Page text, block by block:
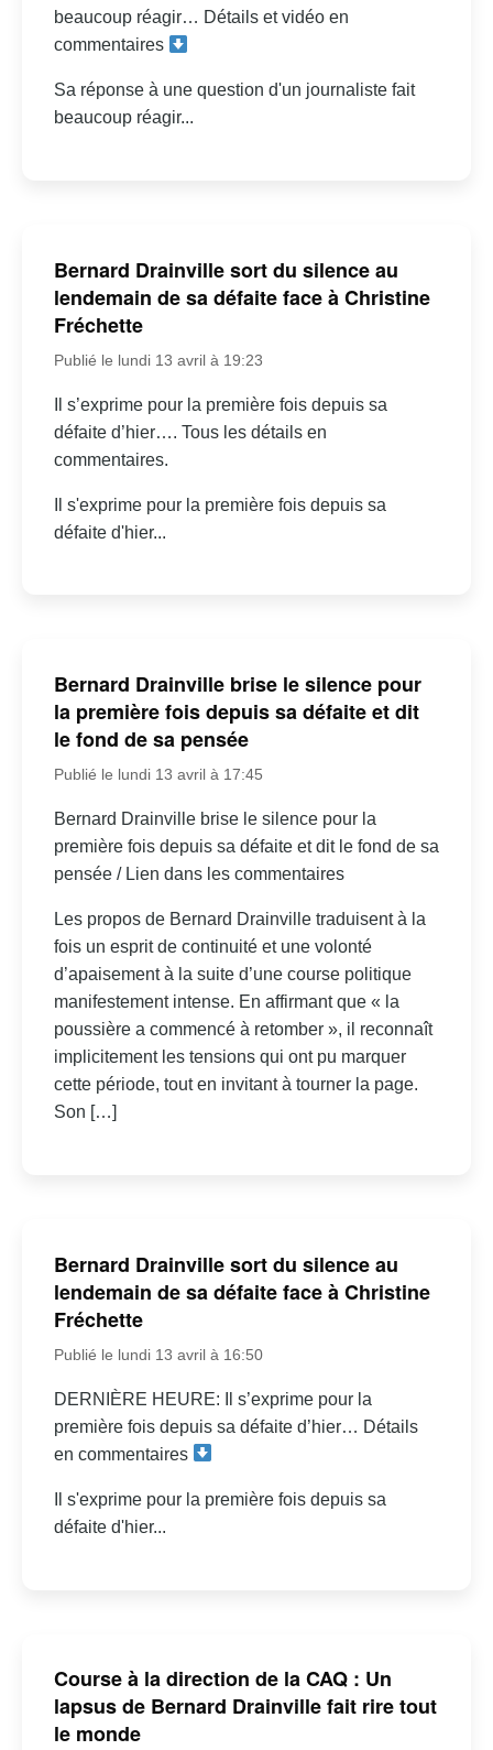
beaucoup réagir… Détails et vidéo en
commentaires
Sa réponse à une question d'un journaliste fait
beaucoup réagir...
Bernard Drainville sort du silence au
lendemain de sa défaite face à Christine
Fréchette
Publié le lundi 13 avril à 19:23
Il s’exprime pour la première fois depuis sa
défaite d’hier…. Tous les détails en
commentaires.
Il s'exprime pour la première fois depuis sa
défaite d'hier...
Bernard Drainville brise le silence pour
la première fois depuis sa défaite et dit
le fond de sa pensée
Publié le lundi 13 avril à 17:45
Bernard Drainville brise le silence pour la
première fois depuis sa défaite et dit le fond de sa
pensée / Lien dans les commentaires
Les propos de Bernard Drainville traduisent à la
fois un esprit de continuité et une volonté
d’apaisement à la suite d’une course politique
manifestement intense. En affirmant que « la
poussière a commencé à retomber », il reconnaît
implicitement les tensions qui ont pu marquer
cette période, tout en invitant à tourner la page.
Son […]
Bernard Drainville sort du silence au
lendemain de sa défaite face à Christine
Fréchette
Publié le lundi 13 avril à 16:50
DERNIÈRE HEURE: Il s’exprime pour la
première fois depuis sa défaite d’hier… Détails
en commentaires
Il s'exprime pour la première fois depuis sa
défaite d'hier...
Course à la direction de la CAQ : Un
lapsus de Bernard Drainville fait rire tout
le monde